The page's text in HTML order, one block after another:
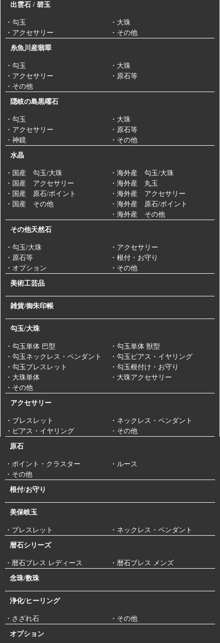
出雲石 / 碧玉
・勾玉
・大珠
・アクセサリー
・その他
糸魚川産翡翠
・勾玉
・大珠
・アクセサリー
・原石等
・その他
隠岐の島黒曜石
・勾玉
・大珠
・アクセサリー
・原石等
・神鏡
・その他
水晶
・国産 勾玉/大珠
・海外産 勾玉/大珠
・国産 アクセサリー
・海外産 丸玉
・国産 原石/ポイント
・海外産 アクセサリー
・国産 その他
・海外産 原石/ポイント
・海外産 その他
その他天然石
・勾玉/大珠
・アクセサリー
・原石等
・根付・お守り
・オプション
・その他
美術工芸品
雑貨/御朱印帳
勾玉/大珠
・勾玉単体 巴型
・勾玉単体 獣型
・勾玉ネックレス・ペンダント
・勾玉ピアス・イヤリング
・勾玉ブレスレット
・勾玉根付け・お守り
・大珠単体
・大珠アクセサリー
・その他
アクセサリー
・ブレスレット
・ネックレス・ペンダント
・ピアス・イヤリング
・その他
原石
・ポイント・クラスター
・ルース
・その他
根付/お守り
美保岐玉
・ブレスレット ・ネックレス・ペンダント
暦石シリーズ
・暦石ブレス レディース ・暦石ブレス メンズ
念珠/数珠
浄化/ヒーリング
・さざれ石 ・その他
オプション